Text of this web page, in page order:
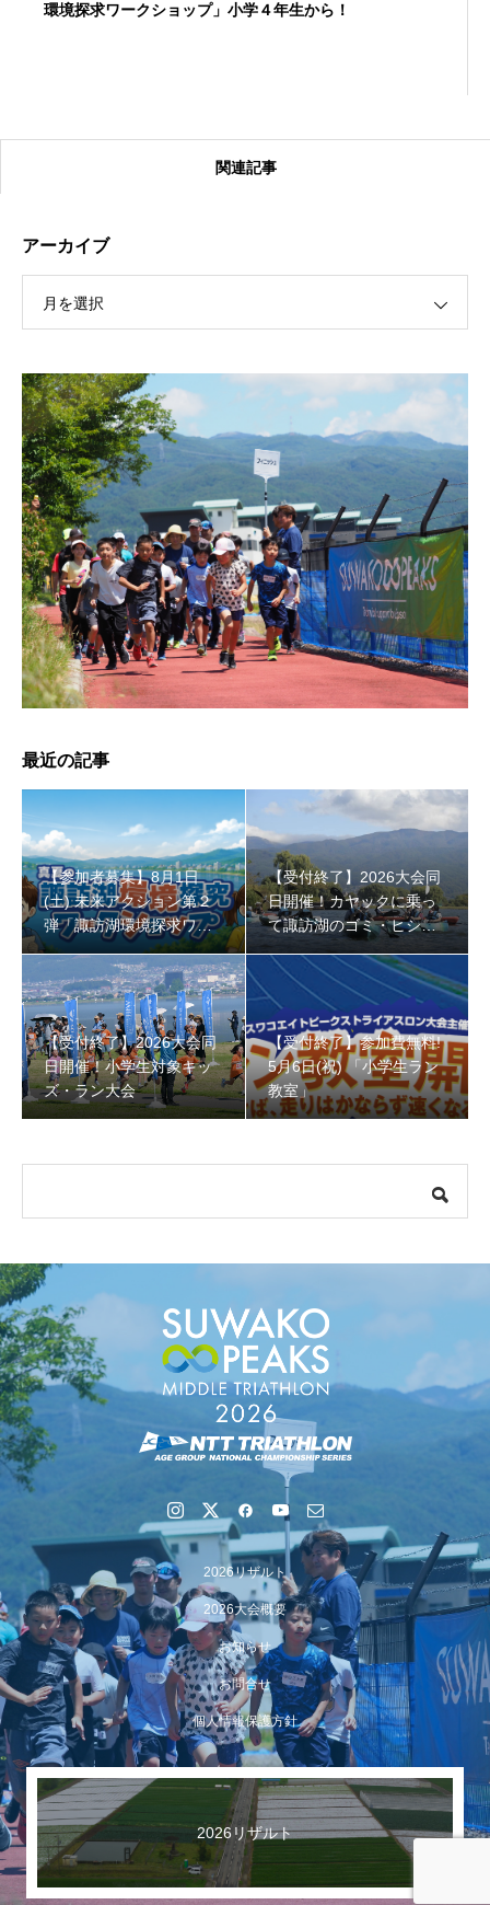
環境探求ワークショップ」小学４年生から！
【受付終了】2026大会同日開催！カヤックに乗って諏訪
【受付終了】2026大会同日開催！小学生対象キッズ・ラ
ン大会
【受付終了】参加費無料! 5月6日(祝) 「小学生ラン教室」
【会議報告】諏訪地域６市町村連絡会議を開催しました
【イベント報告】Luminaオンラインガイドツアーが開催
されました
関連記事
アーカイブ
月を選択
最近の記事
【参加者募集】8月1日
(土) 未来アクション第２
弾「諏訪湖環境探求ワー
クショップ」小学４年生
から！
【受付終了】2026大会同
日開催！カヤックに乗っ
て諏訪湖のゴミ・ヒシを
回収しよう！
【受付終了】2026大会同
日開催！小学生対象キッ
ズ・ラン大会
【受付終了】参加費無料!
5月6日(祝) 「小学生ラン
教室」
2026リザルト
2026大会概要
お知らせ
お問合せ
個人情報保護方針
2026リザルト